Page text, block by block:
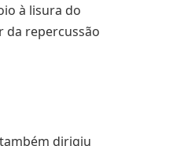
à lisura do
da repercussão
dirigiu